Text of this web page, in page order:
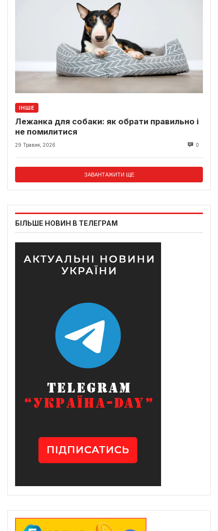
ІНШЕ
Лежанка для собаки: як обрати правильно і
не помилитися
29 Травня, 2026 0
ЗАВАНТАЖИТИ ЩЕ
БІЛЬШЕ НОВИН В ТЕЛЕГРАМ